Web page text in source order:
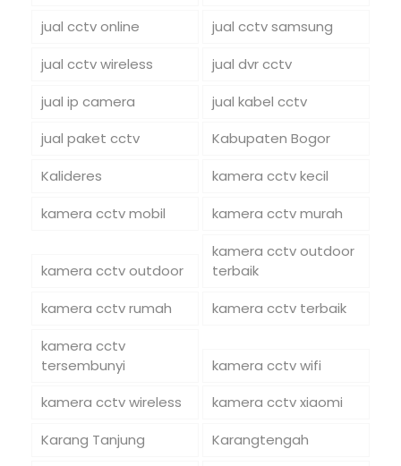
jual cctv online
jual cctv samsung
jual cctv wireless
jual dvr cctv
jual ip camera
jual kabel cctv
jual paket cctv
Kabupaten Bogor
Kalideres
kamera cctv kecil
kamera cctv mobil
kamera cctv murah
kamera cctv outdoor
kamera cctv outdoor
terbaik
kamera cctv rumah
kamera cctv terbaik
kamera cctv
tersembunyi
kamera cctv wifi
kamera cctv wireless
kamera cctv xiaomi
Karang Tanjung
Karangtengah